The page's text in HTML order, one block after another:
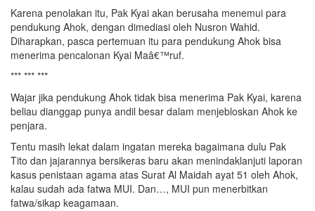
Karena penolakan itu, Pak Kyai akan berusaha menemui para
pendukung Ahok, dengan dimediasi oleh Nusron Wahid.
Diharapkan, pasca pertemuan itu para pendukung Ahok bisa
menerima pencalonan Kyai Maâ€™ruf.
*** *** ***
Wajar jika pendukung Ahok tidak bisa menerima Pak Kyai, karena
beliau dianggap punya andil besar dalam menjebloskan Ahok ke
penjara.
Tentu masih lekat dalam ingatan mereka bagaimana dulu Pak
Tito dan jajarannya bersikeras baru akan menindaklanjuti laporan
kasus penistaan agama atas Surat Al Maidah ayat 51 oleh Ahok,
kalau sudah ada fatwa MUI. Dan…, MUI pun menerbitkan
fatwa/sikap keagamaan.